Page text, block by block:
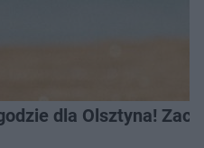
dla Olsztyna!